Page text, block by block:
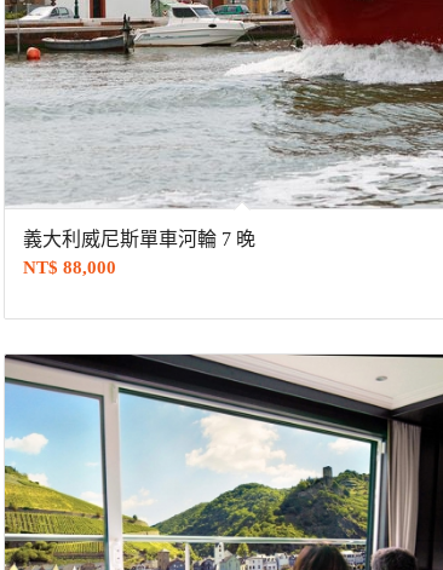
義大利威尼斯單車河輪 7 晚
NT$ 88,000